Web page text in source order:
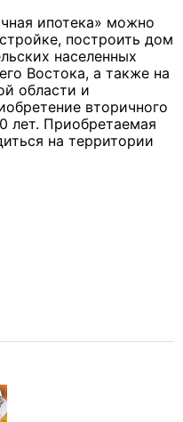
ипотека» можно
построить дом
населенных
Востока, а также на
области и
вторичного
лет. Приобретаемая
на территории